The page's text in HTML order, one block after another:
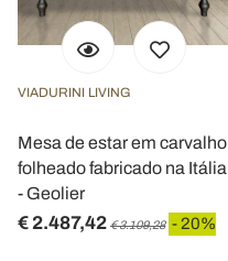
VIADURINI LIVING
Mesa de estar em carvalho
folheado fabricado na Itália
- Geolier
€ 2.487,42 € 3.109,28 - 20%